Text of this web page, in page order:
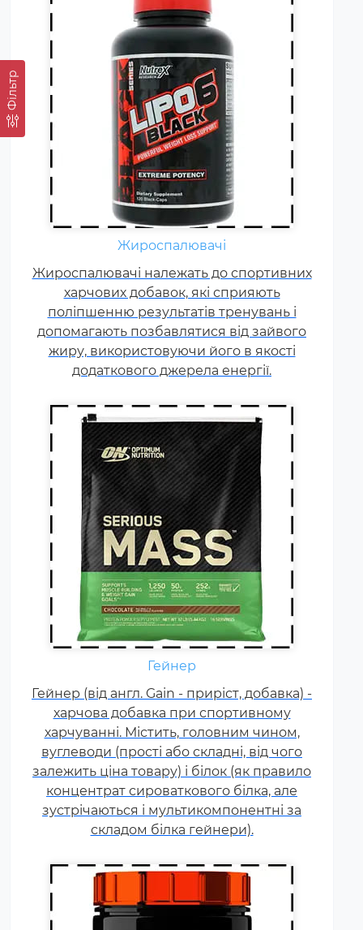
Фільтр
Жироспалювачі
Жироспалювачі належать до спортивних
харчових добавок, які сприяють
поліпшенню результатів тренувань і
допомагають позбавлятися від зайвого
жиру, використовуючи його в якості
додаткового джерела енергії.
Гейнер (від англ. Gain - приріст,
добавка) - харчова добавка при
спортивному харчуванні.
Містить, головним чином,
вуглеводи (прості або складні,
від чого залежить ціна товару) і
білок (як правило концентрат
сироваткового білка, але
зустрічаються і
мультикомпонентні за складом
білка гейнери).
Гейнер
Гейнер (від англ. Gain - приріст, добавка) -
харчова добавка при спортивному
харчуванні. Містить, головним чином,
вуглеводи (прості або складні, від чого
залежить ціна товару) і білок (як правило
концентрат сироваткового білка, але
зустрічаються і мультикомпонентні за
складом білка гейнери).
Креатин – спортивна добавка,
яка використовується у
силових видах спорту, фітнесі, а
також видах спорту, пов'язаних
з динамічним навантаженням
або силовою витривалістю. Це
кислота, що синтезується в
організмі людини в скелетних
м'язах.